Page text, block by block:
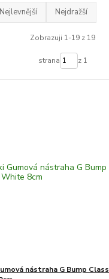
Nejlevnější Nejdražší
Zobrazuji 1-19 z 19
strana z 1
nástraha G Bump